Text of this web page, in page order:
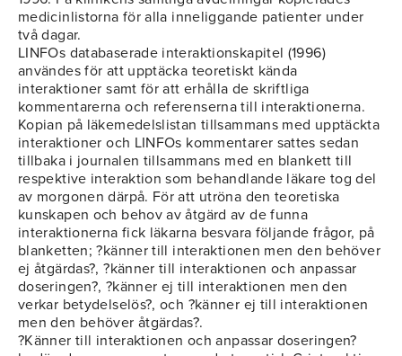
medicinlistorna för alla inneliggande patienter under
två dagar.
LINFOs databaserade interaktionskapitel (1996)
användes för att upptäcka teoretiskt kända
interaktioner samt för att erhålla de skriftliga
kommentarerna och referenserna till interaktionerna.
Kopian på läkemedelslistan tillsammans med upptäckta
interaktioner och LINFOs kommentarer sattes sedan
tillbaka i journalen tillsammans med en blankett till
respektive interaktion som behandlande läkare tog del
av morgonen därpå. För att utröna den teoretiska
kunskapen och behov av åtgärd av de funna
interaktionerna fick läkarna besvara följande frågor, på
blanketten; ?känner till interaktionen men den behöver
ej åtgärdas?, ?känner till interaktionen och anpassar
doseringen?, ?känner ej till interaktionen men den
verkar betydelselös?, och ?känner ej till interaktionen
men den behöver åtgärdas?.
?Känner till interaktionen och anpassar doseringen?